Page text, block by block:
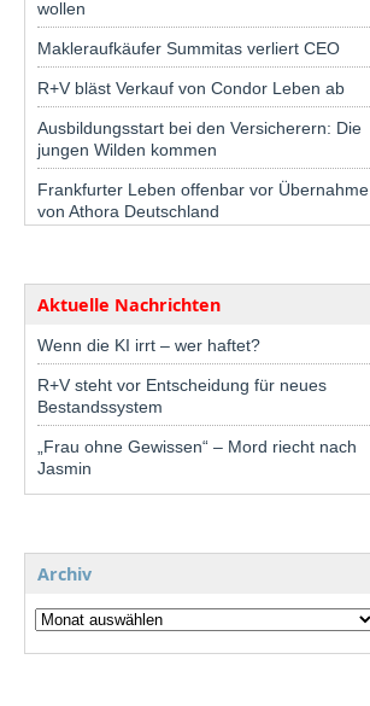
wollen
Makleraufkäufer Summitas verliert CEO
R+V bläst Verkauf von Condor Leben ab
Ausbildungsstart bei den Versicherern: Die
jungen Wilden kommen
Frankfurter Leben offenbar vor Übernahme
von Athora Deutschland
Aktuelle Nachrichten
Wenn die KI irrt – wer haftet?
R+V steht vor Entscheidung für neues
Bestandssystem
„Frau ohne Gewissen“ – Mord riecht nach
Jasmin
Archiv